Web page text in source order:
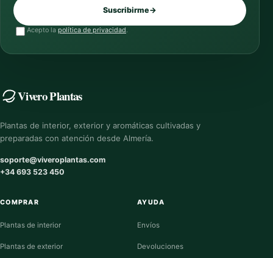
Suscribirme→
Acepto la política de privacidad.
Vivero Plantas
Plantas de interior, exterior y aromáticas cultivadas y
preparadas con atención desde Almería.
soporte@viveroplantas.com
+34 693 523 450
COMPRAR
Plantas de interior
Plantas de exterior
AYUDA
Envíos
Devoluciones